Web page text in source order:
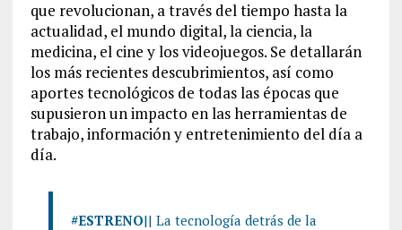
que revolucionan, a través del tiempo hasta la
actualidad, el mundo digital, la ciencia, la
medicina, el cine y los videojuegos. Se detallarán
los más recientes descubrimientos, así como
aportes tecnológicos de todas las épocas que
supusieron un impacto en las herramientas de
trabajo, información y entretenimiento del día a
día.
#ESTRENO|| La tecnología detrás de la